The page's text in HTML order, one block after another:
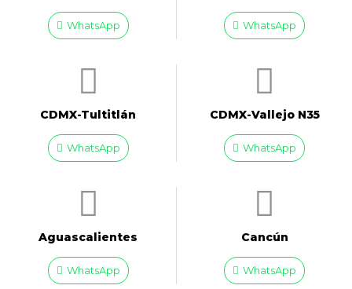
WhatsApp WhatsApp
CDMX-Tultitlán
WhatsApp
CDMX-Vallejo N35
WhatsApp
Aguascalientes
WhatsApp
Cancún
WhatsApp